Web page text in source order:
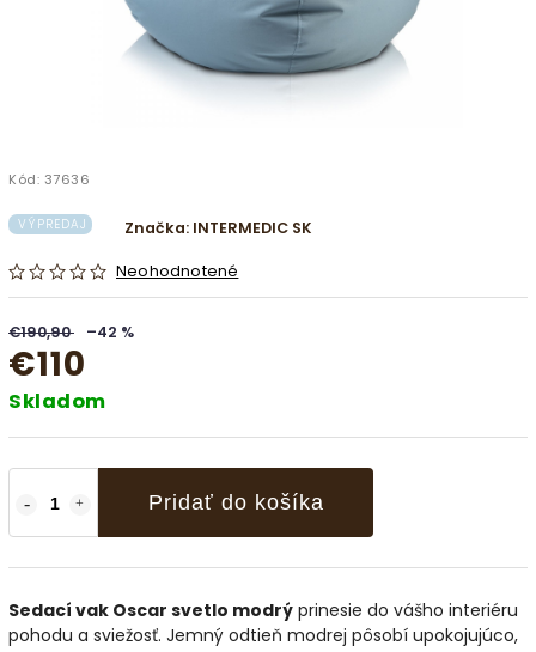
Kód: 37636
VÝPREDAJ
Neohodnotené
Značka: INTERMEDIC SK
€190,90 –42 %
€110
Skladom
Pridať do košíka
Sedací vak Oscar svetlo modrý prinesie do vášho interiéru
pohodu a sviežosť. Jemný odtieň modrej pôsobí upokojujúco,